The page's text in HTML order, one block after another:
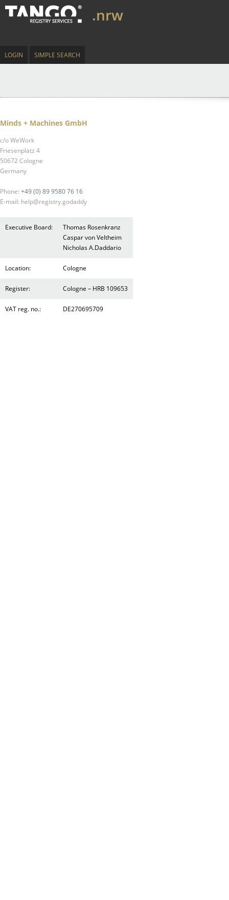
.nrw
LOGIN SIMPLE SEARCH
Minds + Machines GmbH
c/o WeWork
Friesenplatz 4
50672 Cologne
Germany
Phone: +49 (0) 89 9580 76 16
E-mail: help@registry.godaddy
Executive Board:
Thomas Rosenkranz
Caspar von Veltheim
Nicholas A.Daddario
Location: Cologne
Register: Cologne – HRB 109653
VAT reg. no.: DE270695709